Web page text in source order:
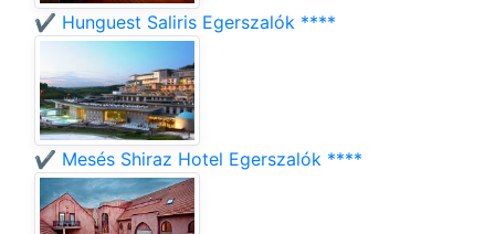
✔️ Hunguest Saliris Egerszalók ****
✔️ Mesés Shiraz Hotel Egerszalók ****